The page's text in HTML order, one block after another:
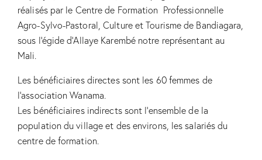
réalisés par le Centre de Formation Professionnelle
Agro-Sylvo-Pastoral, Culture et Tourisme de Bandiagara,
sous l’égide d’Allaye Karembé notre représentant au
Mali.
Les bénéficiaires directes sont les 60 femmes de
l’association Wanama.
Les bénéficiaires indirects sont l’ensemble de la
population du village et des environs, les salariés du
centre de formation.